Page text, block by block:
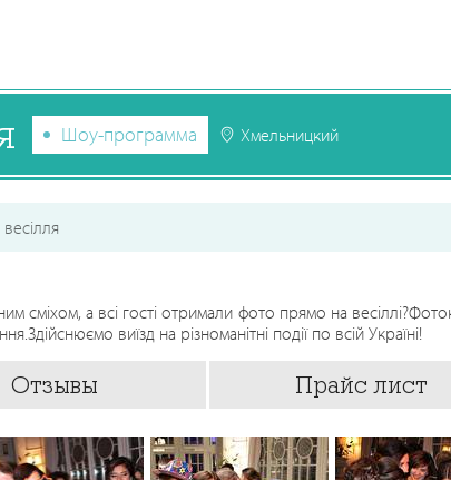
Шоу-программа Хмельницкий
сміхом, а всі гості отримали фото прямо на
виїзд на різноманітні події по всій Україні!
Отзывы Прайс лист